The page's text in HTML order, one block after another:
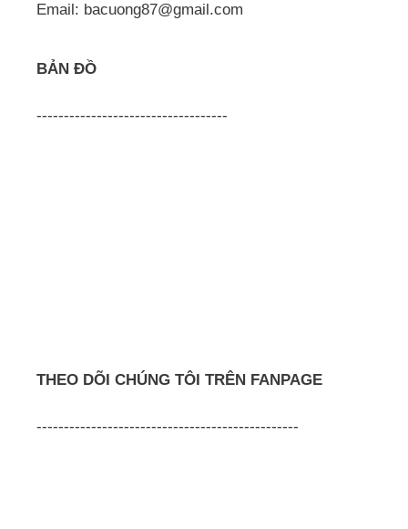
Email: bacuong87@gmail.com
BẢN ĐỒ
-----------------------------------
THEO DÕI CHÚNG TÔI TRÊN FANPAGE
------------------------------------------------